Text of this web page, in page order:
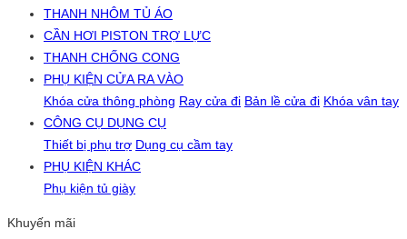
THANH NHÔM TỦ ÁO
CẦN HƠI PISTON TRỢ LỰC
THANH CHỐNG CONG
PHỤ KIỆN CỬA RA VÀO
Khóa cửa thông phòng Ray cửa đi Bản lề cửa đi Khóa vân tay
CÔNG CỤ DỤNG CỤ
Thiết bị phụ trợ Dụng cụ cầm tay
PHỤ KIỆN KHÁC
Phụ kiện tủ giày
Khuyến mãi